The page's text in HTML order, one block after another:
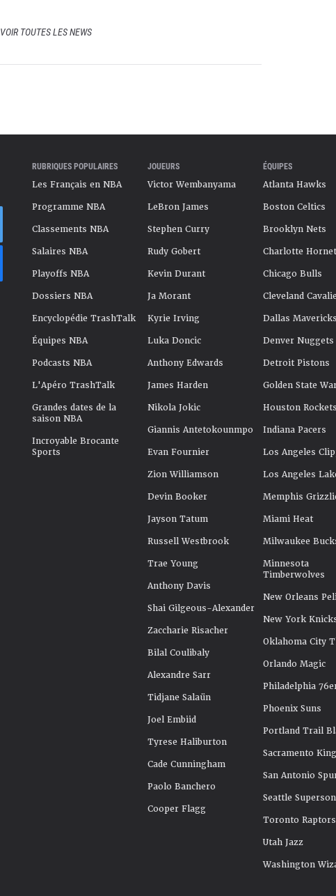
VOIR TOUTES LES NEWS
RUBRIQUES POPULAIRES
Les Français en NBA
Programme NBA
Classements NBA
Salaires NBA
Playoffs NBA
Dossiers NBA
Encyclopédie TrashTalk
Équipes NBA
Podcasts NBA
L'Apéro TrashTalk
Grandes dates de la
saison NBA
Incroyable Brocante
Sports
JOUEURS
Victor Wembanyama
LeBron James
Stephen Curry
Rudy Gobert
Kevin Durant
Ja Morant
Kyrie Irving
Luka Doncic
Anthony Edwards
James Harden
Nikola Jokic
Giannis Antetokounmpo
Evan Fournier
Zion Williamson
Devin Booker
Jayson Tatum
Russell Westbrook
Trae Young
Anthony Davis
Shai Gilgeous-Alexander
Zaccharie Risacher
Bilal Coulibaly
Alexandre Sarr
Tidjane Salaün
Joel Embiid
Tyrese Haliburton
Cade Cunningham
Paolo Banchero
Cooper Flagg
ÉQUIPES
Atlanta Hawks
Boston Celtics
Brooklyn Nets
Charlotte
Chicago Bulls
Cleveland
Dallas Mavericks
Denver Nuggets
Detroit Pistons
Golden State
Houston Rockets
Indiana Pacers
Los Angeles
Los Angeles
Memphis
Miami Heat
Milwaukee
Minnesota
Timberwolves
New Orleans
New York
Oklahoma City
Orlando Magic
Philadelphia
Phoenix Suns
Portland Trail
Sacramento
San Antonio
Seattle
Toronto Raptors
Utah Jazz
Washington